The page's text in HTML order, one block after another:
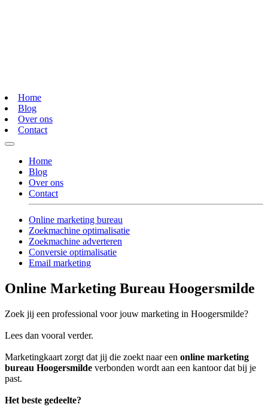
Home
Blog
Over ons
Contact
Home
Blog
Over ons
Contact
Online marketing bureau
Zoekmachine optimalisatie
Zoekmachine adverteren
Conversie optimalisatie
Email marketing
Online Marketing Bureau Hoogersmilde
Zoek jij een professional voor jouw marketing in Hoogersmilde?
Lees dan vooral verder.
Marketingkaart zorgt dat jij die zoekt naar een online marketing
bureau Hoogersmilde verbonden wordt aan een kantoor dat bij je
past.
Het beste gedeelte?